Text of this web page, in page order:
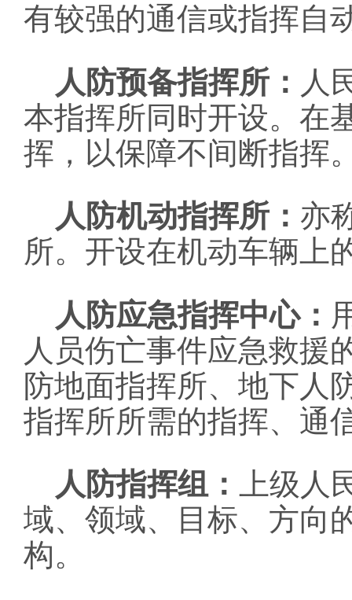
有较强的通信或指挥自
人防预备指挥所： 人
本指挥所同时开设。在
挥，以保障不间断指挥
人防机动指挥所： 亦
所。开设在机动车辆上
人防应急指挥中心：
人员伤亡事件应急救援
防地面指挥所、地下人
指挥所所需的指挥、通
人防指挥组：
上级人
域、领域、目标、方向
构。